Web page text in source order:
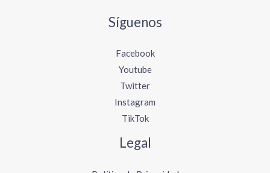
Síguenos
Facebook
Youtube
Twitter
Instagram
TikTok
Legal